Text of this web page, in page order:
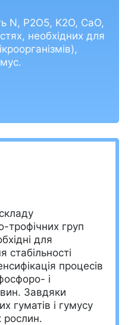
N, P2O5, K2O, CaO,
необхідних для
трофічних груп
для
стабільності
процесів
і
Завдяки
гуматів і гумусу
рослин.